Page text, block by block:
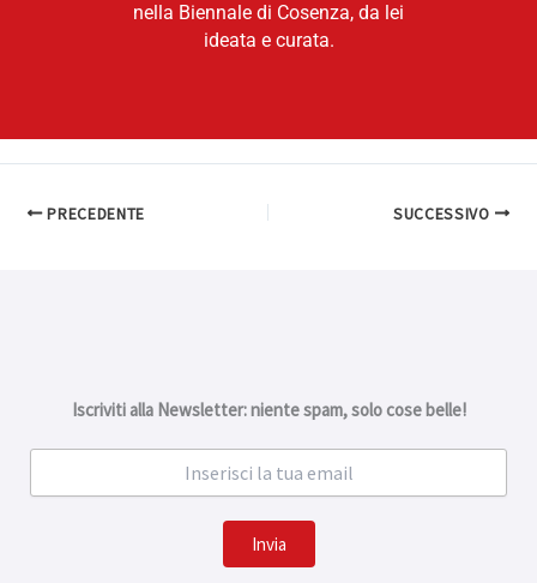
nella Biennale di Cosenza, da lei
ideata e curata.
PRECEDENTE SUCCESSIVO
Iscriviti alla Newsletter: niente spam, solo cose belle!
Invia